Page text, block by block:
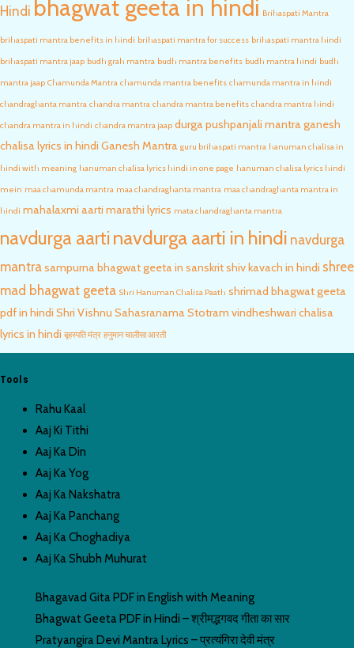
Hindi bhagwat geeta in hindi Brihaspati Mantra
brihaspati mantra benefits in hindi brihaspati mantra for success brihaspati mantra hindi
brihaspati mantra jaap budh grah mantra budh mantra benefits budh mantra hindi budh
mantra jaap Chamunda Mantra chamunda mantra benefits chamunda mantra in hindi
chandraghanta mantra chandra mantra chandra mantra benefits chandra mantra hindi
chandra mantra in hindi chandra mantra jaap durga pushpanjali mantraganesh
chalisa lyrics in hindi Ganesh Mantra guru brihaspati mantra hanuman chalisa in
hindi with meaning hanuman chalisa lyrics hindi in one page hanuman chalisa lyrics hindi
mein maa chamunda mantra maa chandraghanta mantra maa chandraghanta mantra in
hindi mahalaxmi aarti marathi lyrics mata chandraghanta mantra
navdurga aartinavdurga aarti in hindi navdurga
mantrasampurna bhagwat geeta in sanskritshiv kavach in hindi shree
mad bhagwat geeta Shri Hanuman Chalisa Paath shrimad bhagwat geeta
pdf in hindi Shri Vishnu Sahasranama Stotram vindheshwari chalisa
lyrics in hindi बृहस्पति मंत्र हनुमान चालीसा आरती
Tools
Rahu Kaal
Aaj Ki Tithi
Aaj Ka Din
Aaj Ka Yog
Aaj Ka Nakshatra
Aaj Ka Panchang
Aaj Ka Choghadiya
Aaj Ka Shubh Muhurat
Bhagavad Gita PDF in English with Meaning
Bhagwat Geeta PDF in Hindi – श्रीमद्भगवद गीता का सार
Pratyangira Devi Mantra Lyrics – प्रत्यंगिरा देवी मंत्र